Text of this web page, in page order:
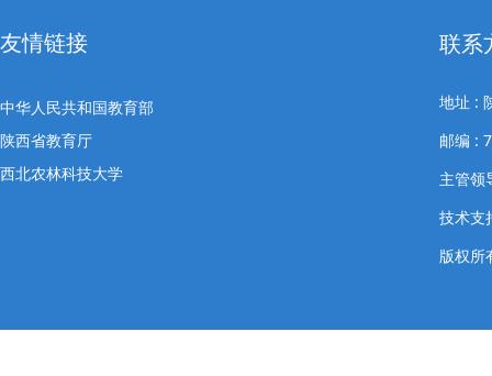
友情链接
中华人民共和国教育部
陕西省教育厅
西北农林科技大学
联系
地址 :
邮编 :
主管
技术支
版权